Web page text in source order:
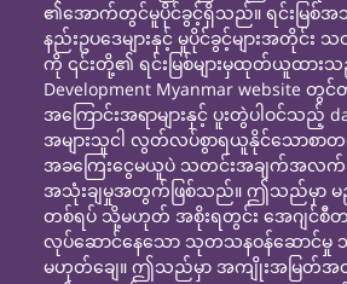
၏အောက်တွင်မူပိုင်ခွင့်ရှိသည်။ ရင်းမြစ်အ
နည်းဥပဒေများနှင့် မူပိုင်ခွင့်များအတိုင်း သတ
ကို ၎င်းတို့၏ ရင်းမြစ်များမှထုတ်ယူထားသ
Development Myanmar website
အကြောင်းအရာများနှင့် ပူးတွဲပါဝင်သည့်
အများသူငါ လွတ်လပ်စွာရယူနိုင်သောစာတမ်းမ
အခကြေးငွေမယူပဲ သတင်းအချက်အလ
အသုံးချမှုအတွက်ဖြစ်သည်။ ဤသည်မှာ
တစ်ရပ် သို့မဟုတ် အစိုးရတွင်း အေဂျင်စီတစ်
လုပ်ဆောင်နေသော သုတသနဝန်ဆောင်မှု
မဟုတ်ချေ။ ဤသည်မှာ အကျိုးအမြ